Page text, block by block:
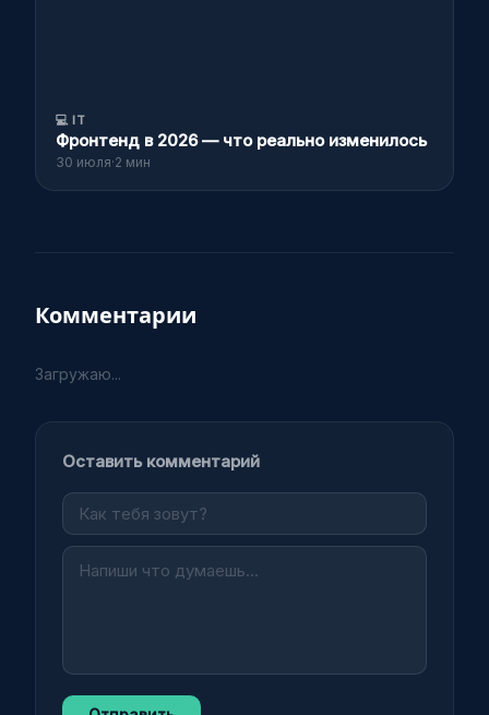
💻 IT
Фронтенд в 2026 — что реально изменилось
30 июля·2 мин
Комментарии
Загружаю...
Оставить комментарий